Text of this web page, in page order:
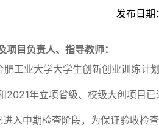
发布日期
项目负责人、指导教师：
肥工业大学大学生创新创业训练计
2021年立项省级、校级大创项目
入中期检查阶段，为保证验收检